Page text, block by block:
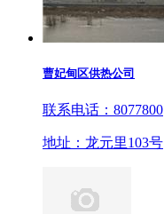
曹妃甸区供热公司
联系电话：8077800
地址：龙元里103号